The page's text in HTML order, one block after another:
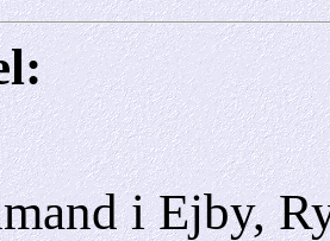
i Ejby,